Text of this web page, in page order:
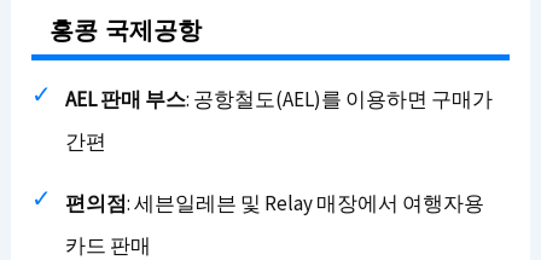
홍콩 국제공항
AEL 판매 부스: 공항철도(AEL)를 이용하면 구매가
간편
편의점: 세븐일레븐 및 Relay 매장에서 여행자용
카드 판매